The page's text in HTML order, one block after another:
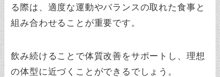
る際は、適度な運動やバランスの取れた食事と
組み合わせることが重要です。
飲み続けることで体質改善をサポートし、理想
の体型に近づくことができるでしょう。